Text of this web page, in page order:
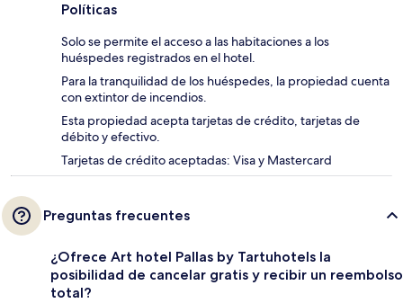
Políticas
Solo se permite el acceso a las habitaciones a los
huéspedes registrados en el hotel.
Para la tranquilidad de los huéspedes, la propiedad cuenta
con extintor de incendios.
Esta propiedad acepta tarjetas de crédito, tarjetas de
débito y efectivo.
Tarjetas de crédito aceptadas: Visa y Mastercard
Preguntas frecuentes
¿Ofrece Art hotel Pallas by Tartuhotels la
posibilidad de cancelar gratis y recibir un reembolso
total?